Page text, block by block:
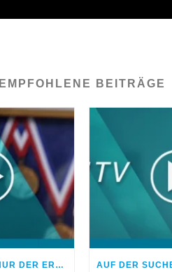
EMPFOHLENE BEITRÄGE
FÜR MICH ZÄHLTE NUR DER ERFOLG